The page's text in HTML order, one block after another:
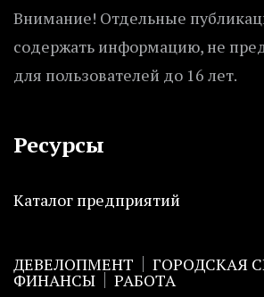
Внимание! Отдельные
содержать информацию, не
для пользователей до 16 лет.
Ресурсы
Каталог предприятий
ДЕВЕЛОПМЕНТ ГОРОДСКАЯ
ФИНАНСЫ РАБОТА